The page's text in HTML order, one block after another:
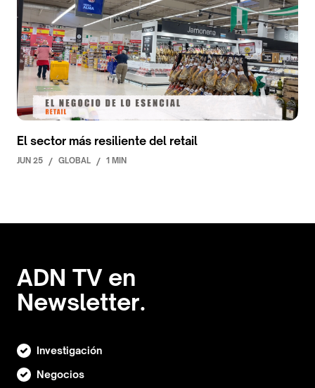
El sector más resiliente del retail
JUN 25 / GLOBAL / 1 MIN
ADN TV en
Newsletter.
Investigación
Negocios